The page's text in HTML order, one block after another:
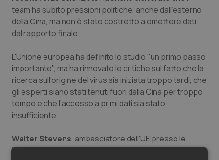
Tiroide
Tumore al seno
Tumore ovarico
Tumori del Polmone & Testa Collo
Tumori gastrointestinali
team ha subito pressioni politiche, anche dall'esterno
della Cina, ma non è stato costretto a omettere dati
dal rapporto finale.
L'Unione europea ha definito lo studio "un primo passo
importante", ma ha rinnovato le critiche sul fatto che la
ricerca sull'origine del virus sia iniziata troppo tardi, che
gli esperti siano stati tenuti fuori dalla Cina per troppo
tempo e che l'accesso a primi dati sia stato
insufficiente.
Walter Stevens, ambasciatore dell'UE presso le
Nazioni Unite a Ginevra, ha chiesto in una dichiarazione